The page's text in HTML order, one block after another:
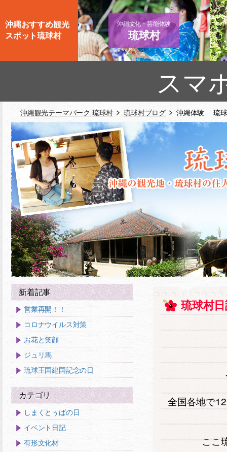
沖縄おすすめ観光
スポット琉球村
沖縄文化・芸能体験
琉球村
スマ
沖縄観光テーマパーク 琉球村 琉球村ブログ 沖縄体験 琉
琉球村
全国各地で
ここ
新着記事
営業再開！！
コロナウイルス対策
お花と笑顔
ジュリ馬
琉球王国建国記念の日
カテゴリ
しまくとぅばの日
イベント日記
有形文化材